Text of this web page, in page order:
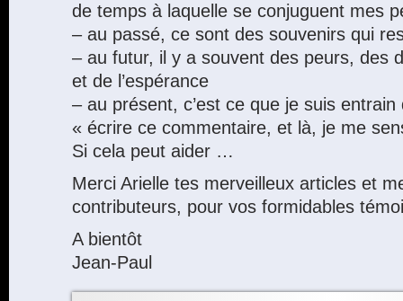
de temps à laquelle se conjuguent mes
– au passé, ce sont des souvenirs qui
– au futur, il y a souvent des peurs, des
et de l’espérance
– au présent, c’est ce que je suis
« écrire ce commentaire, et là, je me
Si cela peut aider …
Merci Arielle tes merveilleux articles et
contributeurs, pour vos formidables
A bientôt
Jean-Paul